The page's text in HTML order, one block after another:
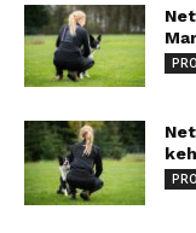
PRO
PRO